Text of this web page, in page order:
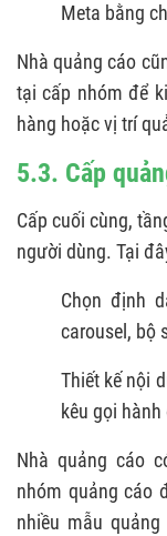
Meta bằng
Nhà quảng cáo
tại cấp nhóm để
hàng hoặc vị trí
5.3. Cấp
Cấp cuối cùng,
người dùng. Tại
Chọn định
carousel, bộ
Thiết kế nội
kêu gọi
Nhà quảng cáo
nhóm quảng cáo
nhiều mẫu